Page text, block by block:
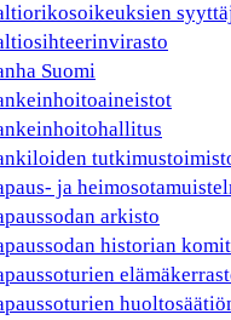
Suomi
ja
arkisto
historian